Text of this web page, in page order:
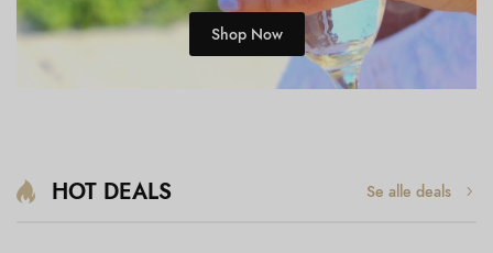
Shop Now
HOT DEALS Se alle deals